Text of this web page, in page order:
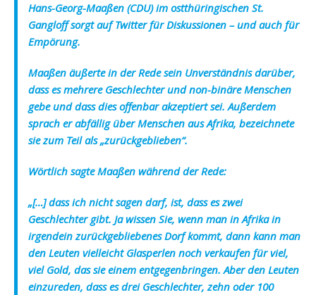
Hans-Georg-Maaßen (CDU) im ostthüringischen St.
Gangloff sorgt auf Twitter für Diskussionen – und auch für
Empörung.
Maaßen äußerte in der Rede sein Unverständnis darüber,
dass es mehrere Geschlechter und non-binäre Menschen
gebe und dass dies offenbar akzeptiert sei. Außerdem
sprach er abfällig über Menschen aus Afrika, bezeichnete
sie zum Teil als „zurückgeblieben“.
Wörtlich sagte Maaßen während der Rede:
„[…] dass ich nicht sagen darf, ist, dass es zwei
Geschlechter gibt. Ja wissen Sie, wenn man in Afrika in
irgendein zurückgebliebenes Dorf kommt, dann kann man
den Leuten vielleicht Glasperlen noch verkaufen für viel,
viel Gold, das sie einem entgegenbringen. Aber den Leuten
einzureden, dass es drei Geschlechter, zehn oder 100